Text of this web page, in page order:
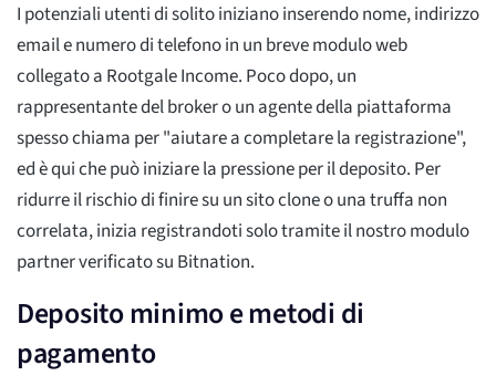
I potenziali utenti di solito iniziano inserendo nome, indirizzo
email e numero di telefono in un breve modulo web
collegato a Rootgale Income. Poco dopo, un
rappresentante del broker o un agente della piattaforma
spesso chiama per "aiutare a completare la registrazione",
ed è qui che può iniziare la pressione per il deposito. Per
ridurre il rischio di finire su un sito clone o una truffa non
correlata, inizia registrandoti solo tramite il nostro modulo
partner verificato su Bitnation.
Deposito minimo e metodi di
pagamento